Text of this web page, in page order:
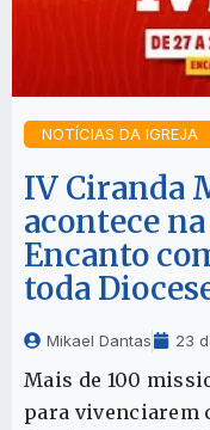
NOTÍCIAS DA IGREJA
IV Ciranda
acontece
Encanto
toda
Mikael Dantas 23
Mais de 100
para vivenciarem